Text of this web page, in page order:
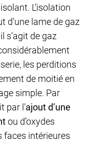
L’isolation
d’une lame de gaz
s’agit de gaz
les perditions
de moitié en
simple. Par
par l’ajout d’une
ou d’oxydes
faces intérieures